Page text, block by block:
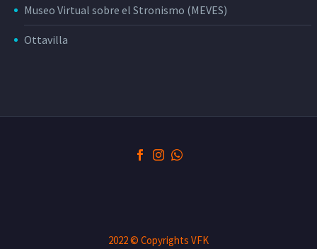
Museo Virtual sobre el Stronismo (MEVES)
Ottavilla
2022 © Copyrights VFK